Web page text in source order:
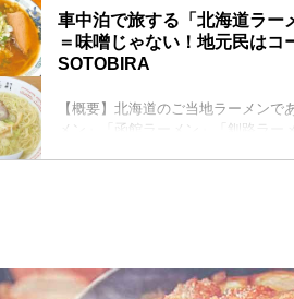
車中泊で旅する「北海道ラー
＝味噌じゃない！地元民はコ
SOTOBIRA
【概要】北海道のご当地ラーメン
メン」「函館ラーメン」「釧路ラー